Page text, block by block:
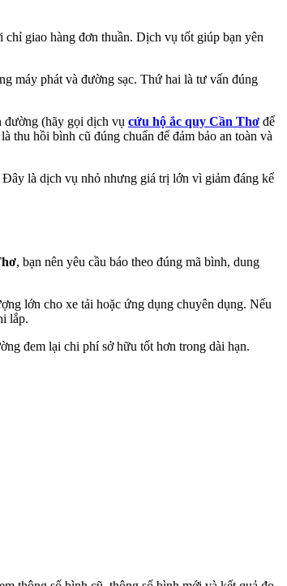
giao hàng đơn thuần. Dịch vụ tốt giúp bạn yên
máy phát và đường sạc. Thứ hai là tư vấn đúng
đường (hãy gọi dịch vụ cứu hộ ắc quy Cần Thơ để
thu hồi bình cũ đúng chuẩn để đảm bảo an toàn và
là dịch vụ nhỏ nhưng giá trị lớn vì giảm đáng kể
, bạn nên yêu cầu báo theo đúng mã bình, dung
lớn cho xe tải hoặc ứng dụng chuyên dụng. Nếu
lắp.
đem lại chi phí sở hữu tốt hơn trong dài hạn.